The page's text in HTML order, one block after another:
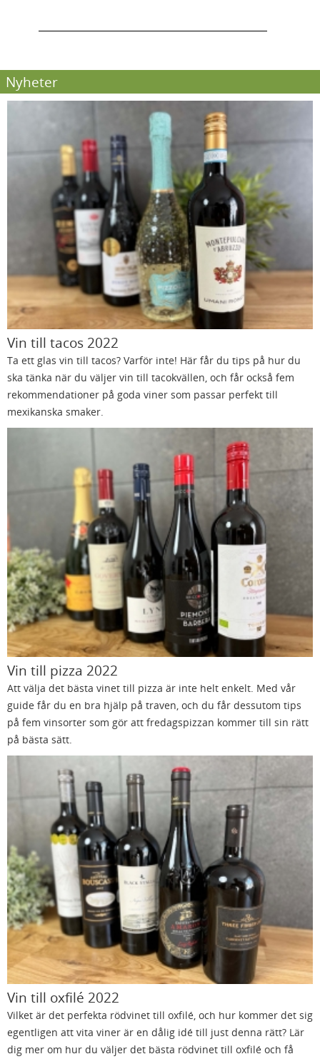
Nyheter
Vin till tacos 2022
Ta ett glas vin till tacos? Varför inte! Här får du tips på hur du
ska tänka när du väljer vin till tacokvällen, och får också fem
rekommendationer på goda viner som passar perfekt till
mexikanska smaker.
Vin till pizza 2022
Att välja det bästa vinet till pizza är inte helt enkelt. Med vår
guide får du en bra hjälp på traven, och du får dessutom tips
på fem vinsorter som gör att fredagspizzan kommer till sin rätt
på bästa sätt.
Vin till oxfilé 2022
Vilket är det perfekta rödvinet till oxfilé, och hur kommer det sig
egentligen att vita viner är en dålig idé till just denna rätt? Lär
dig mer om hur du väljer det bästa rödvinet till oxfilé och få